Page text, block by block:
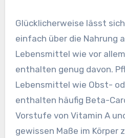
Glücklicherweise lässt
einfach über die Nahrung
Lebensmittel wie vor
enthalten genug davon.
Lebensmittel wie Obst-
enthalten häufig Beta-
Vorstufe von Vitamin A
gewissen Maße im Körper